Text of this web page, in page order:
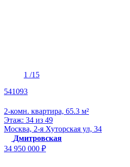
1 /15
541093
2-комн. квартира, 65.3 м²
Этаж: 34 из 49
Москва, 2-я Хуторская ул, 34
Дмитровская
34 950 000 ₽